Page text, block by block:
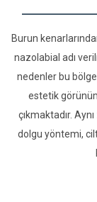
Burun
nazolabial adı
nedenler bu
estetik
çıkmaktadır.
dolgu yöntemi,